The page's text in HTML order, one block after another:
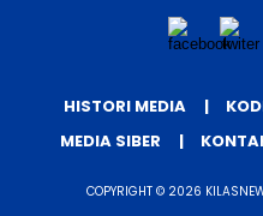
HISTORI MEDIA
MEDIA SIBER
COPYRIGHT © 2026